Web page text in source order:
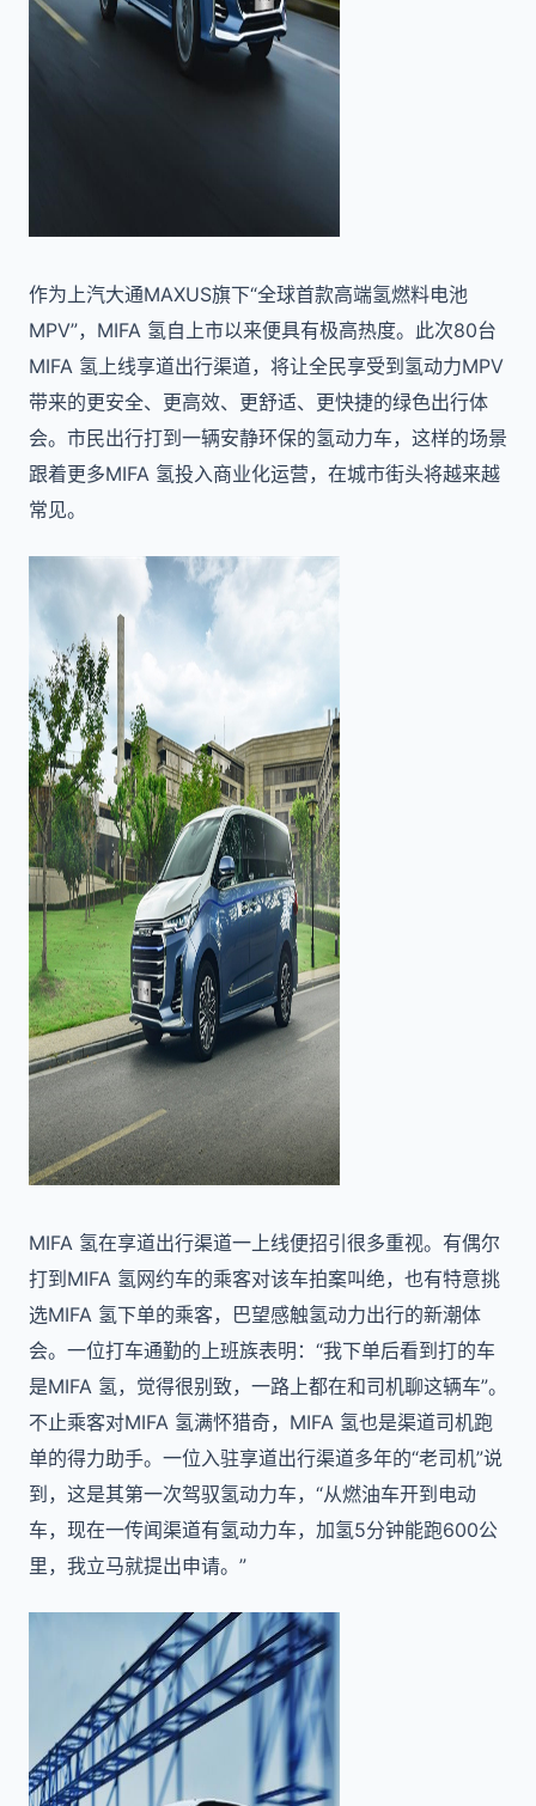
作为上汽大通MAXUS旗下“全球首款高端氢燃料电池
MPV”，MIFA 氢自上市以来便具有极高热度。此次80台
MIFA 氢上线享道出行渠道，将让全民享受到氢动力MPV
带来的更安全、更高效、更舒适、更快捷的绿色出行体
会。市民出行打到一辆安静环保的氢动力车，这样的场景
跟着更多MIFA 氢投入商业化运营，在城市街头将越来越
常见。
MIFA 氢在享道出行渠道一上线便招引很多重视。有偶尔
打到MIFA 氢网约车的乘客对该车拍案叫绝，也有特意挑
选MIFA 氢下单的乘客，巴望感触氢动力出行的新潮体
会。一位打车通勤的上班族表明：“我下单后看到打的车
是MIFA 氢，觉得很别致，一路上都在和司机聊这辆车”。
不止乘客对MIFA 氢满怀猎奇，MIFA 氢也是渠道司机跑
单的得力助手。一位入驻享道出行渠道多年的“老司机”说
到，这是其第一次驾驭氢动力车，“从燃油车开到电动
车，现在一传闻渠道有氢动力车，加氢5分钟能跑600公
里，我立马就提出申请。”